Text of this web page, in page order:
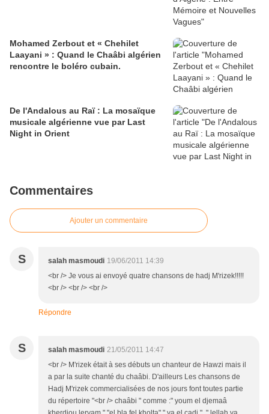
Mohamed Zerbout et « Chehilet
Laayani » : Quand le Chaâbi algérien
rencontre le boléro cubain.
De l'Andalous au Raï : La mosaïque
musicale algérienne vue par Last
Night in Orient
Commentaires
Ajouter un commentaire
S salah masmoudi 19/06/2011 14:39
<br /> Je vous ai envoyé quatre chansons de hadj M'rizek!!!!!
<br /> <br /> <br />
Répondre
S salah masmoudi 21/05/2011 14:47
<br /> M'rizek était à ses débuts un chanteur de Hawzi mais il
a par la suite chanté du chaâbi. D'ailleurs Les chansons de
Hadj M'rizek commercialisées de nos jours font toutes partie
du répertoire "<br /> chaâbi " comme :" youm el djemaâ